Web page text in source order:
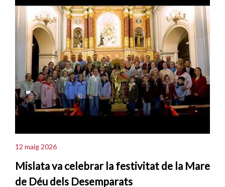
12 maig 2026
Mislata va celebrar la festivitat de la Mare
de Déu dels Desemparats